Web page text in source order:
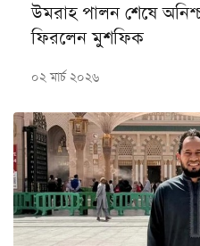
উমরাহ পালন শেষে
ফিরলেন মুশফিক
০২ মার্চ ২০২৬